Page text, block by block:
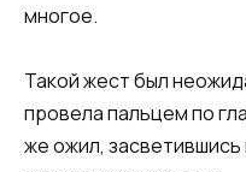
многое.
Такой жест был
провела пальцем по
же ожил,